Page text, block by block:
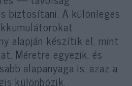
biztosítani. A különleges
alapján készítik el, mint
Méretre egyezik, és
alapanyaga is, azaz a
különbözik.